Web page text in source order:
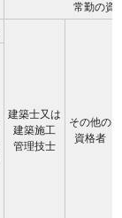
常勤の資
建築士又は
建築施工
管理技士
その他の
資格者